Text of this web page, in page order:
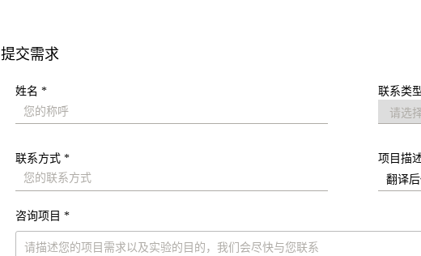
提交需求
姓名 * 联系类
联系方式 * 项目描
咨询项目 *